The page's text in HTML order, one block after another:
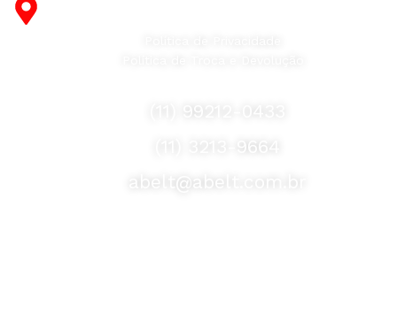
(11) 3213-9664
abelt@abelt.com.br